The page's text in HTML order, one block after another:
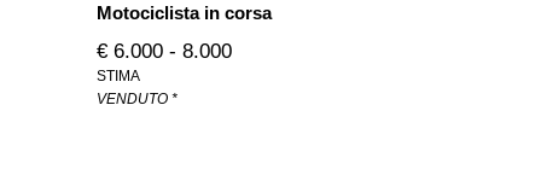
Motociclista in corsa
€ 6.000 - 8.000
STIMA
VENDUTO *